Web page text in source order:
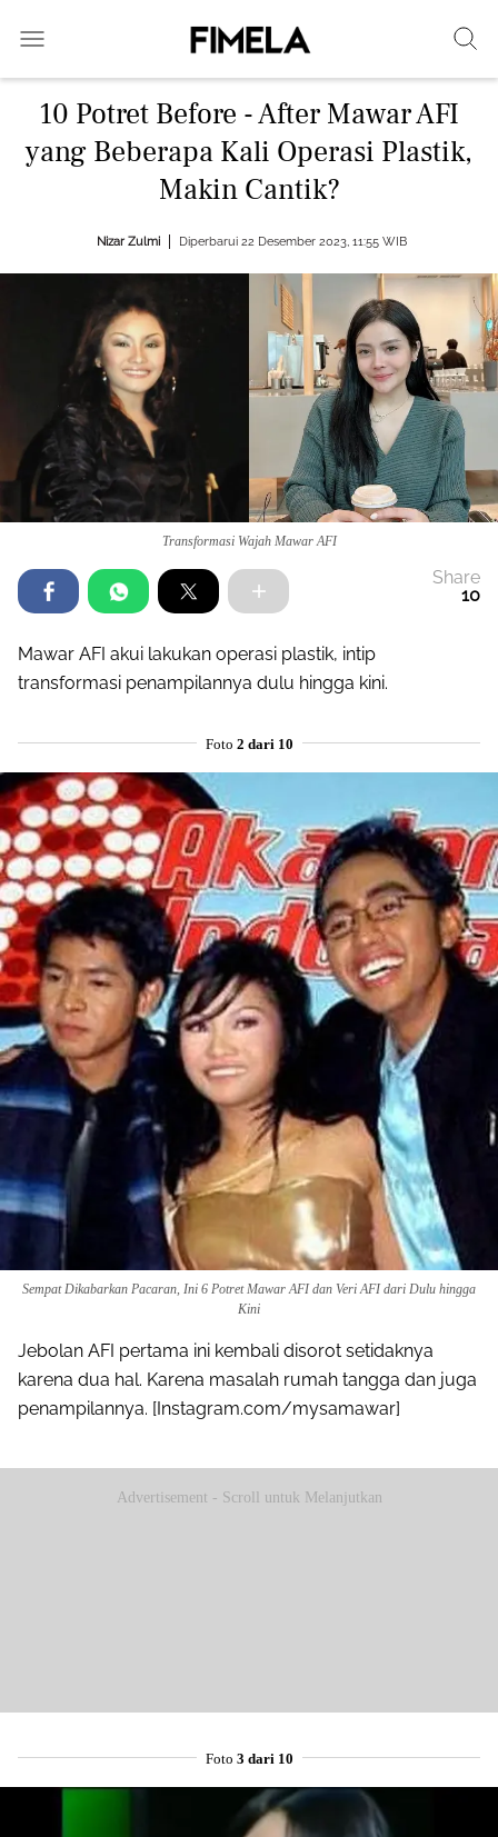
10 Potret Before - After Mawar AFI
yang Beberapa Kali Operasi Plastik,
Makin Cantik?
Nizar Zulmi Diperbarui 22 Desember 2023, 11:55 WIB
Transformasi Wajah Mawar AFI
Share
10
Mawar AFI akui lakukan operasi plastik, intip
transformasi penampilannya dulu hingga kini.
Foto 2 dari 10
Sempat Dikabarkan Pacaran, Ini 6 Potret Mawar AFI dan Veri AFI dari Dulu hingga
Kini
Jebolan AFI pertama ini kembali disorot setidaknya
karena dua hal. Karena masalah rumah tangga dan juga
penampilannya. [Instagram.com/mysamawar]
Advertisement - Scroll untuk Melanjutkan
Foto 3 dari 10